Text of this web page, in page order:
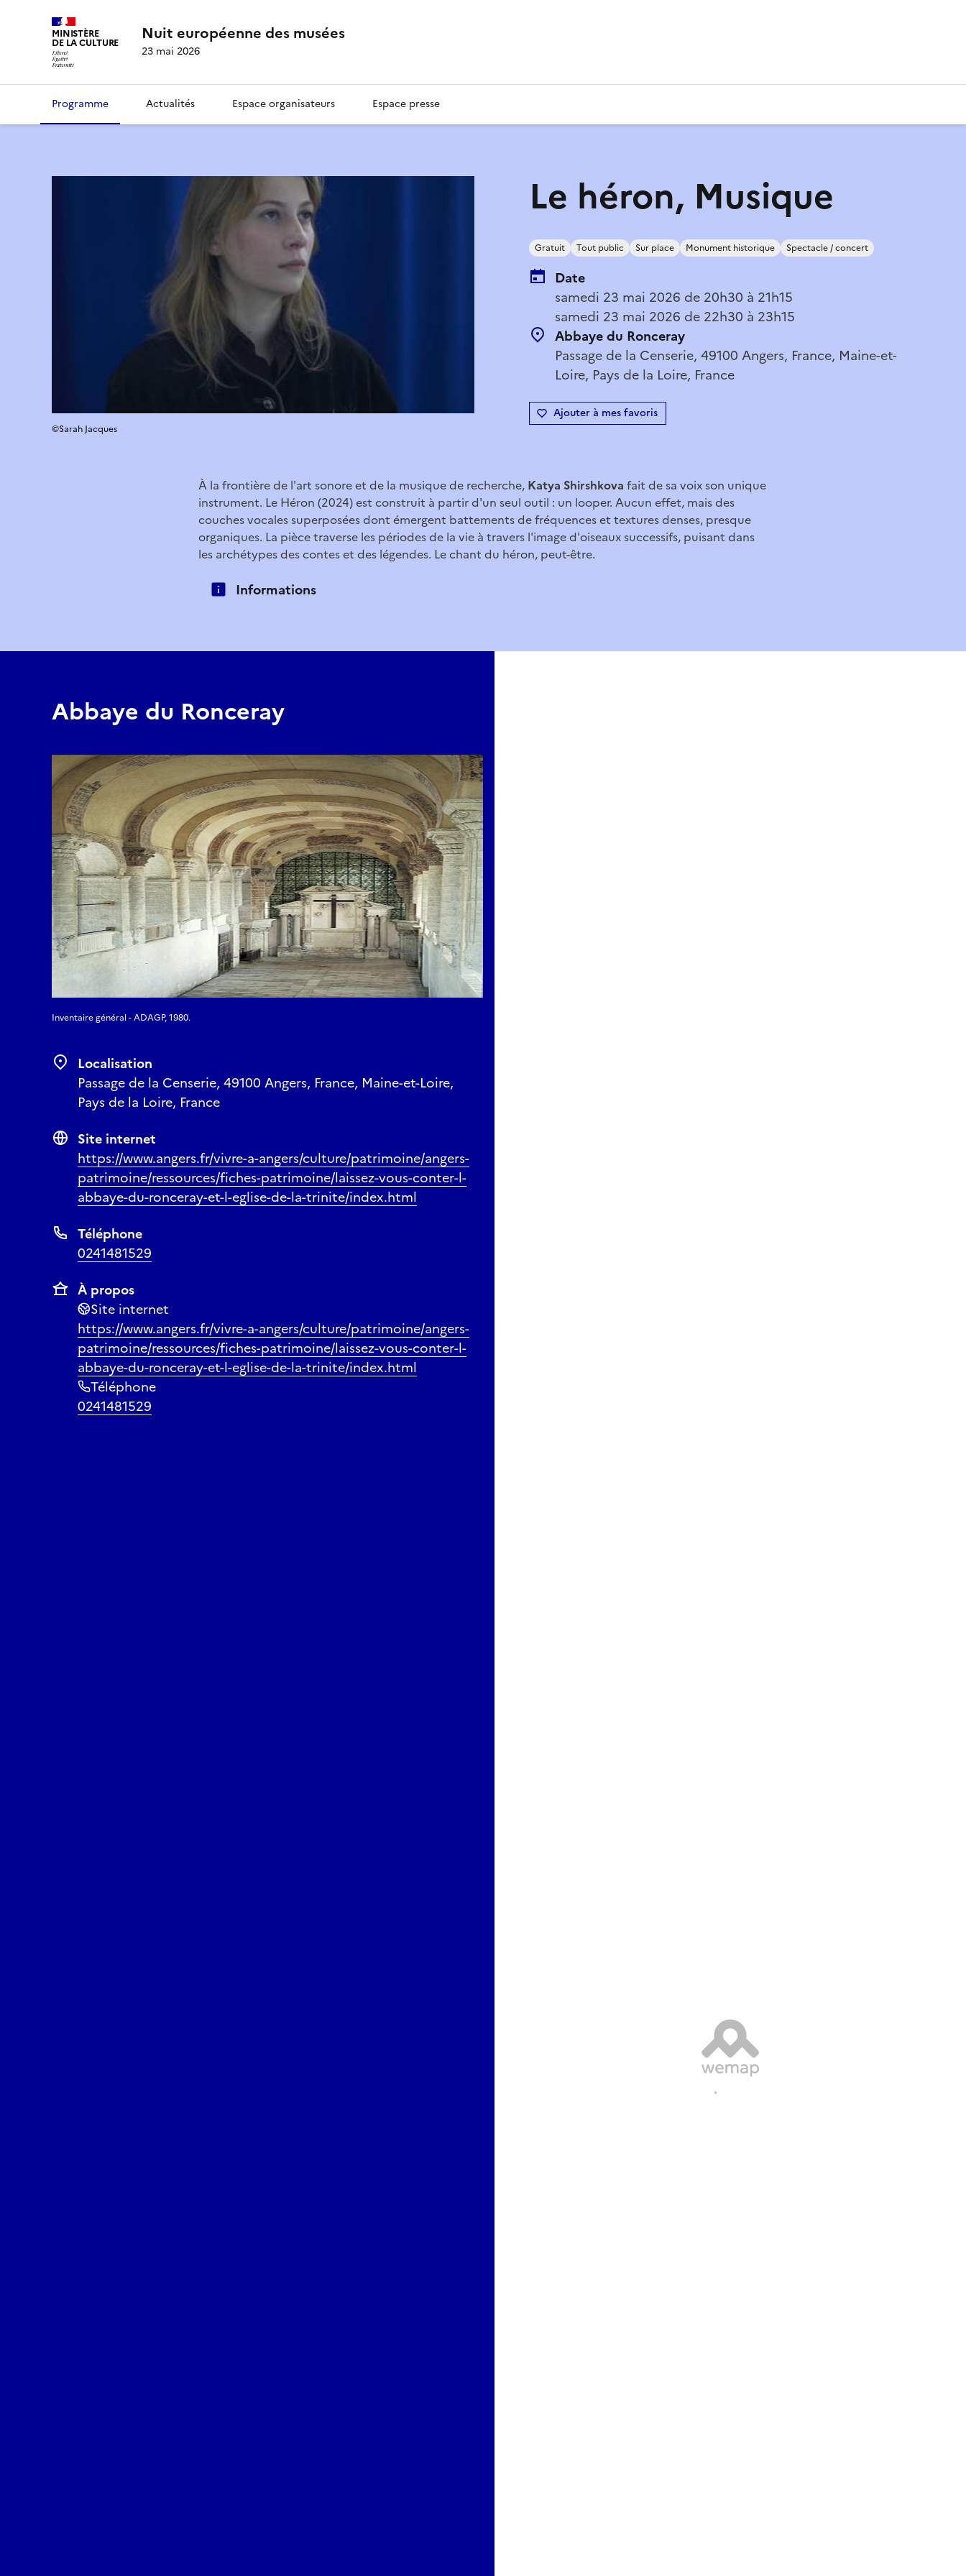
MINISTÈRE
DE LA CULTURE Nuit européenne des musées
23 mai 2026
Programme Actualités Espace organisateurs Espace presse
Le héron, Musique
Gratuit Tout public Sur place Monument historique Spectacle / concert
Date
samedi 23 mai 2026 de 20h30 à 21h15
samedi 23 mai 2026 de 22h30 à 23h15
Abbaye du Ronceray
Passage de la Censerie, 49100 Angers, France, Maine-et-
Loire, Pays de la Loire, France
Ajouter à mes favoris
©Sarah Jacques
À la frontière de l'art sonore et de la musique de recherche, Katya Shirshkova fait de sa voix son unique
instrument. Le Héron (2024) est construit à partir d'un seul outil : un looper. Aucun effet, mais des
couches vocales superposées dont émergent battements de fréquences et textures denses, presque
organiques. La pièce traverse les périodes de la vie à travers l'image d'oiseaux successifs, puisant dans
les archétypes des contes et des légendes. Le chant du héron, peut-être.
Informations
Abbaye du Ronceray
Inventaire général - ADAGP, 1980.
Localisation
Passage de la Censerie, 49100 Angers, France, Maine-et-Loire,
Pays de la Loire, France
Site internet
https://www.angers.fr/vivre-a-angers/culture/patrimoine/angers-
patrimoine/ressources/fiches-patrimoine/laissez-vous-conter-l-
abbaye-du-ronceray-et-l-eglise-de-la-trinite/index.html
Téléphone
0241481529
À propos
Site internet
https://www.angers.fr/vivre-a-angers/culture/patrimoine/angers-
patrimoine/ressources/fiches-patrimoine/laissez-vous-conter-l-
abbaye-du-ronceray-et-l-eglise-de-la-trinite/index.html
Téléphone
0241481529